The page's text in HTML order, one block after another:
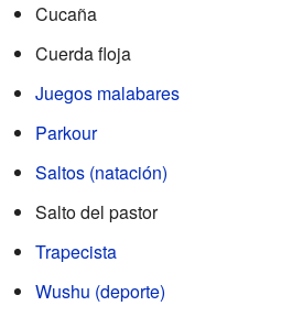
Cucaña
Cuerda floja
Juegos malabares
Parkour
Saltos (natación)
Salto del pastor
Trapecista
Wushu (deporte)